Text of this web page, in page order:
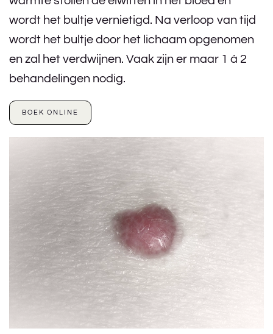
wordt het bultje vernietigd. Na verloop van tijd
wordt het bultje door het lichaam opgenomen
en zal het verdwijnen. Vaak zijn er maar 1 à 2
behandelingen nodig.
BOEK ONLINE